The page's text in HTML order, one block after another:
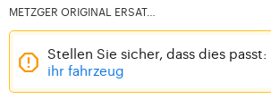
METZGER ORIGINAL ERSAT...
Stellen Sie sicher, dass dies passt:
ihr fahrzeug